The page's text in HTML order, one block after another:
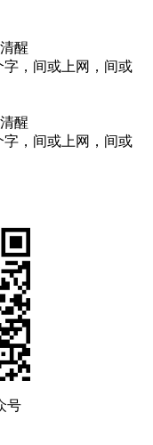
醒
字，间或上网，间或
醒
字，间或上网，间或
号